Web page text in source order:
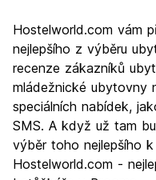
Kultura
Noční život
Hodnota za peníze
Hostelworld.com vám
nejlepšího z výběru
recenze zákazníků
mládežnické ubytovny
speciálních nabídek,
SMS. A když už tam
výběr toho nejlepšího
Hostelworld.com -